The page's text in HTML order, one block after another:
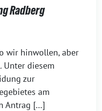
Radberg
wir hinwollen, aber
Unter diesem
zur
am
Antrag […]